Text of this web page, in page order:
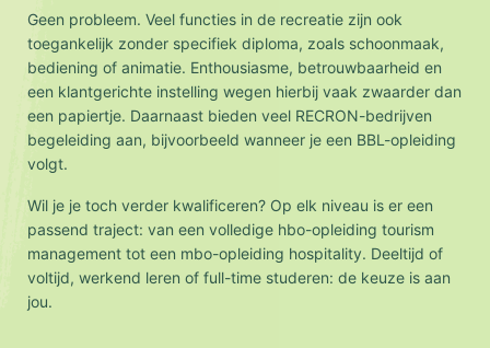
Geen probleem. Veel functies in de recreatie zijn ook
toegankelijk zonder specifiek diploma, zoals schoonmaak,
bediening of animatie. Enthousiasme, betrouwbaarheid en
een klantgerichte instelling wegen hierbij vaak zwaarder dan
een papiertje. Daarnaast bieden veel RECRON-bedrijven
begeleiding aan, bijvoorbeeld wanneer je een BBL-opleiding
volgt.
Wil je je toch verder kwalificeren? Op elk niveau is er een
passend traject: van een volledige hbo-opleiding tourism
management tot een mbo-opleiding hospitality. Deeltijd of
voltijd, werkend leren of full-time studeren: de keuze is aan
jou.